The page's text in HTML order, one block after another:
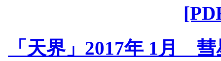
「天界」2017年 1月